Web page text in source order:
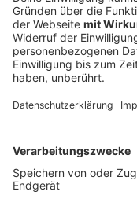
Anzahlung und
Anzeige
besten mit dem
eine spätere
man sich auf die